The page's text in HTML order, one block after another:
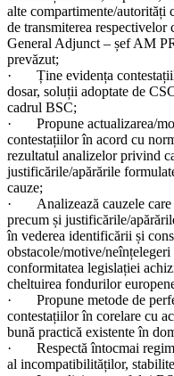
alte compartimente/autorități
de transmiterea
General Adjunct – șef AM
prevăzut;
· Ține evidența
dosar, soluții adoptate de
cadrul BSC;
· Propune actualizarea/
contestațiilor în acord cu
rezultatul analizelor privind
justificările/apărările
cauze;
· Analizează cauzele care
precum și justificările/
în vederea identificării și
obstacole/motive/
conformitatea legislației
cheltuirea fondurilor
· Propune metode de
contestațiilor în corelare cu
bună practică existente în
· Respectă întocmai
al incompatibilităților,